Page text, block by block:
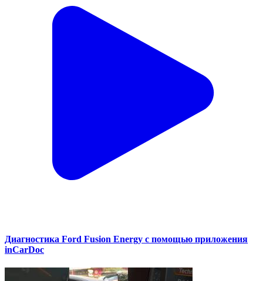
Диагностика Ford Fusion Energy с помощью приложения
inCarDoc